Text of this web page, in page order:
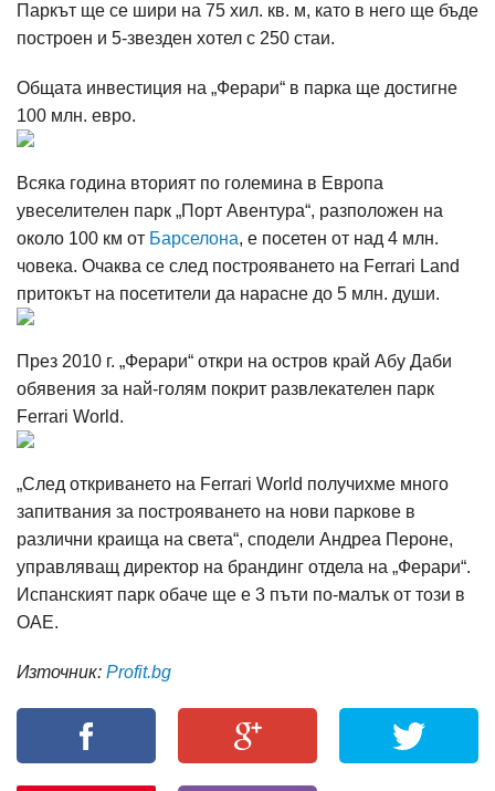
Паркът ще се шири на 75 хил. кв. м, като в него ще бъде
построен и 5-звезден хотел с 250 стаи.
Общата инвестиция на „Ферари“ в парка ще достигнe
100 млн. евро.
Всяка година вторият по големина в Европа
увеселителен парк „Порт Авентура“, разположен на
около 100 км от Барселона, е посетен от над 4 млн.
човека. Очаква се след построяването на Ferrari Land
притокът на посетители да нарасне до 5 млн. души.
През 2010 г. „Ферари“ откри на остров край Абу Даби
обявения за най-голям покрит развлекателен парк
Ferrari World.
„След откриването на Ferrari World получихме много
запитвания за построяването на нови паркове в
различни краища на света“, сподели Андреа Пероне,
управляващ директор на брандинг отдела на „Ферари“.
Испанският парк обаче ще е 3 пъти по-малък от този в
ОАЕ.
Източник: Profit.bg